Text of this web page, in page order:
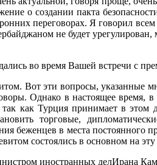
о создании пакта
переговорах. Я го­ворил
не будет
во время Вашей встречи с
Вот эти вопросы, ука­занные
Однако в настоящее вре­мя,
как Турция принимает в
торговые,
беженцев в места посто­янного
состоялись в основном на эту
иностранных делИрана